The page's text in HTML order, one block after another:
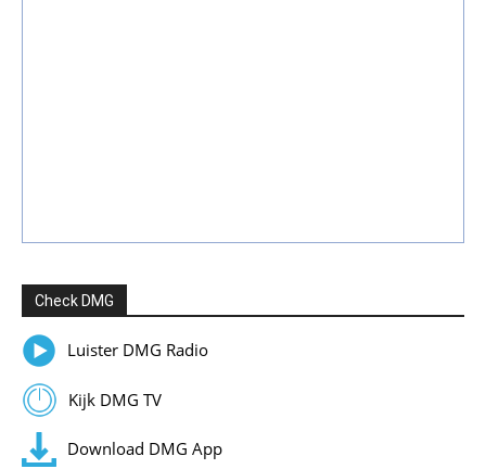
Check DMG
Luister DMG Radio
Kijk DMG TV
Download DMG App